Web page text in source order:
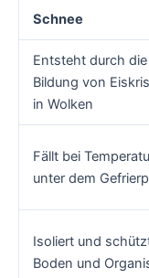
Schnee
Entsteht durch die
Bildung von
in Wolken
Fällt bei
unter dem
Isoliert und
Boden und